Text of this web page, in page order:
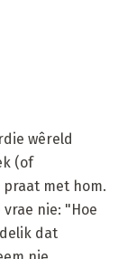
wêreld
(of
met hom.
nie: "Hoe
dat